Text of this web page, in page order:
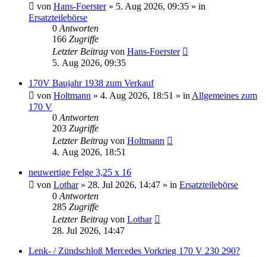
von Hans-Foerster» 5. Aug 2026, 09:35 » in
Ersatzteilebörse
0 Antworten
166 Zugriffe
Letzter Beitrag von Hans-Foerster
5. Aug 2026, 09:35
170V Baujahr 1938 zum Verkauf
von Holtmann » 4. Aug 2026, 18:51 » in Allgemeines zum
170 V
0 Antworten
203 Zugriffe
Letzter Beitrag von Holtmann
4. Aug 2026, 18:51
neuwertige Felge 3,25 x 16
von Lothar» 28. Jul 2026, 14:47 » in Ersatzteilebörse
0 Antworten
285 Zugriffe
Letzter Beitrag von Lothar
28. Jul 2026, 14:47
Lenk- / Zündschloß Mercedes Vorkrieg 170 V 230 290?